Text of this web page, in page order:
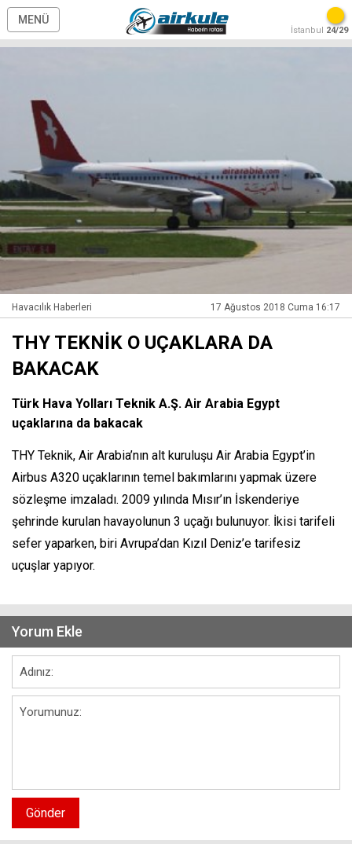
MENÜ
İstanbul 24/29
Havacılık Haberleri 17 Ağustos 2018 Cuma 16:17
THY TEKNİK O UÇAKLARA DA
BAKACAK
Türk Hava Yolları Teknik A.Ş. Air Arabia Egypt
uçaklarına da bakacak
THY Teknik, Air Arabia’nın alt kuruluşu Air Arabia Egypt’in
Airbus A320 uçaklarının temel bakımlarını yapmak üzere
sözleşme imzaladı. 2009 yılında Mısır’ın İskenderiye
şehrinde kurulan havayolunun 3 uçağı bulunuyor. İkisi tarifeli
sefer yaparken, biri Avrupa’dan Kızıl Deniz’e tarifesiz
uçuşlar yapıyor.
Yorum Ekle
Gönder